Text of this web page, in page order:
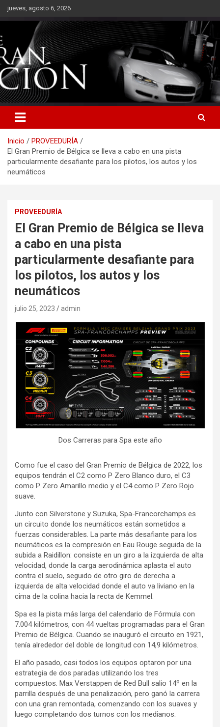
Saltarjueves, agosto 6, 2026
Inicio
PROVEEDURÍA
El Gran Premio de Bélgica se lleva a cabo en una pista
particularmente desafiante para los pilotos, los autos y los
neumáticos
PROVEEDURÍA
El Gran Premio de Bélgica se lleva
a cabo en una pista
particularmente desafiante para
los pilotos, los autos y los
neumáticos
julio 25, 2023 admin
Dos Carreras para Spa este año
Como fue el caso del Gran Premio de Bélgica de 2022, los
equipos tendrán el C2 como P Zero Blanco duro, el C3
como P Zero Amarillo medio y el C4 como P Zero Rojo
suave.
Junto con Silverstone y Suzuka, Spa-Francorchamps es
un circuito donde los neumáticos están sometidos a
fuerzas considerables. La parte más desafiante para los
neumáticos es la compresión en Eau Rouge seguida de la
subida a Raidillon: consiste en un giro a la izquierda de alta
velocidad, donde la carga aerodinámica aplasta el auto
contra el suelo, seguido de otro giro de derecha a
izquierda de alta velocidad donde el auto va liviano en la
cima de la colina hacia la recta de Kemmel.
Spa es la pista más larga del calendario de Fórmula con
7.004 kilómetros, con 44 vueltas programadas para el Gran
Premio de Bélgica. Cuando se inauguró el circuito en 1921,
tenía alrededor del doble de longitud con 14,9 kilómetros.
El año pasado, casi todos los equipos optaron por una
estrategia de dos paradas utilizando los tres
compuestos. Max Verstappen de Red Bull salio 14º en la
parrilla después de una penalización, pero ganó la carrera
con una gran remontada, comenzando con los suaves y
luego completando dos turnos con los medianos.